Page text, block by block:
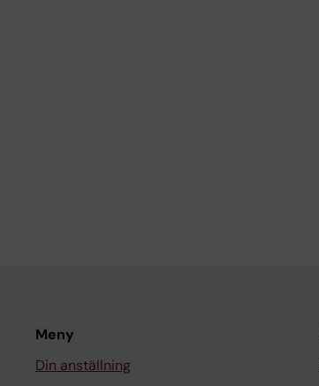
Meny
Din anställning